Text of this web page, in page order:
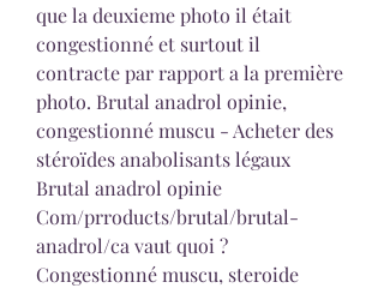
que la deuxieme photo il était
congestionné et surtout il
contracte par rapport a la première
photo. Brutal anadrol opinie,
congestionné muscu - Acheter des
stéroïdes anabolisants légaux
Brutal anadrol opinie
Com/prroducts/brutal/brutal-
anadrol/ca vaut quoi ?
Congestionné muscu, steroide